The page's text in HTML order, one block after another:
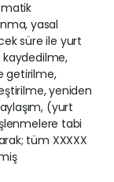
yasal
süre ile yurt
kaydedilme,
getirilme,
yeniden
(yurt
tabi
tüm XXXXX